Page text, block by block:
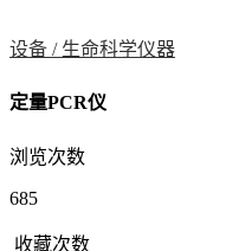
设备 / 生命科学仪器
定量PCR仪
浏览次数
685
收藏次数